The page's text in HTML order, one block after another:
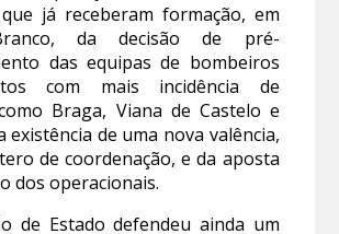
que já receberam formação, em
da decisão de pré-
das equipas de bombeiros
com mais incidência de
Braga, Viana de Castelo e
existência de uma nova valência,
de coordenação, e da aposta
dos operacionais.
de Estado defendeu ainda um